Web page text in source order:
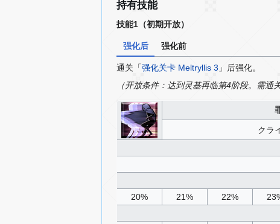
持有技能
技能1（初期开放）
强化后 强化前
通关「强化关卡 Meltryllis 3 」后强化。
（开放条件：达到灵基再临第4阶段。需通
クラ
20%
21% 22%